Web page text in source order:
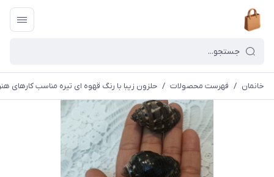
خانمان / فهرست محصولات / حلزون زیبا با رنگ قهوه ای تیره مناسب کارهای هنری